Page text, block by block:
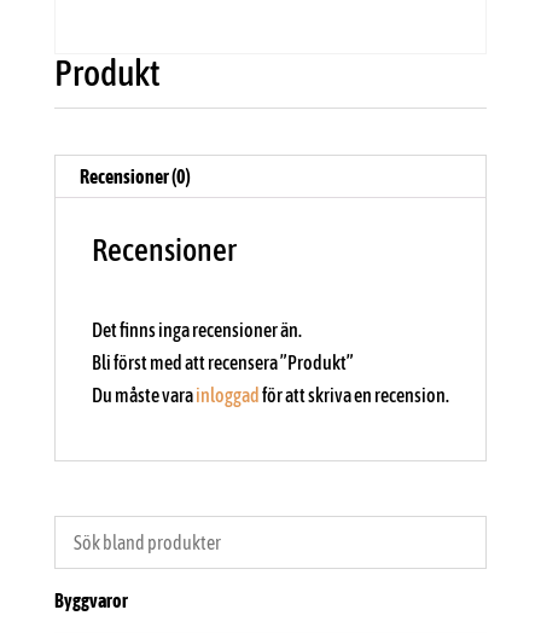
Produkt
Recensioner (0)
Recensioner
Det finns inga recensioner än.
Bli först med att recensera ”Produkt”
Du måste varainloggad för att skriva en recension.
Byggvaror